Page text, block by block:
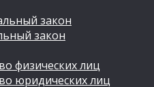
закон
закон
физических лиц
юридических лиц